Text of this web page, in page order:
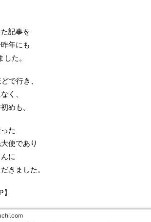
記事を
年にも
た。
で行き、
く、
めも。
た
使であり
に
きました。